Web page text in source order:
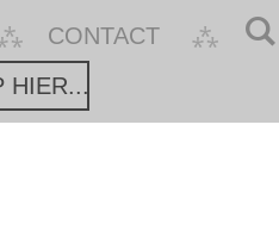
CONTACT
HIER...